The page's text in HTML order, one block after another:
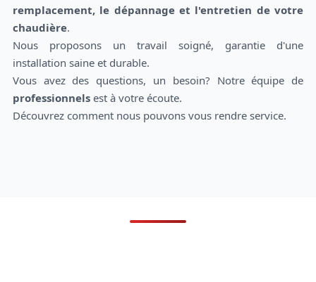
remplacement, le dépannage et l'entretien de votre
chaudière.
Nous proposons un travail soigné, garantie d'une
installation saine et durable.
Vous avez des questions, un besoin? Notre équipe de
professionnelsest à votre écoute.
Découvrez comment nous pouvons vous rendre service.